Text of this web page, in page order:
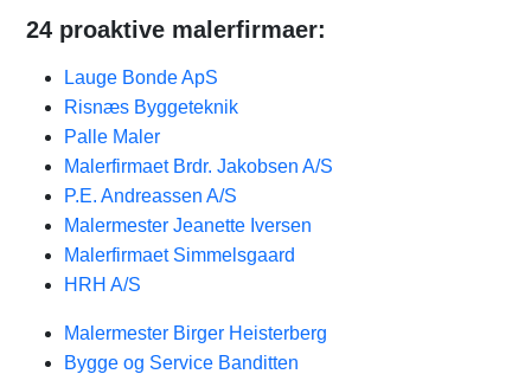
24 proaktive malerfirmaer:
Lauge Bonde ApS
Risnæs Byggeteknik
Palle Maler
Malerfirmaet Brdr. Jakobsen A/S
P.E. Andreassen A/S
Malermester Jeanette Iversen
Malerfirmaet Simmelsgaard
HRH A/S
Malermester Birger Heisterberg
Bygge og Service Banditten